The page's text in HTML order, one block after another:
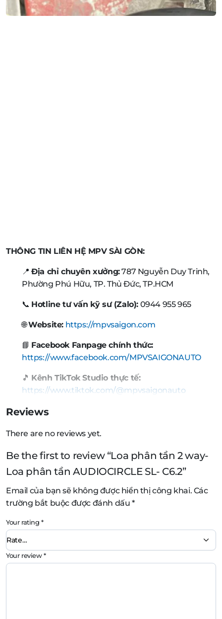
THÔNG TIN LIÊN HỆ MPV SÀI GÒN:
📍Địa chỉ chuyên xưởng:787 Nguyễn Duy Trinh,
Phường Phú Hữu, TP. Thủ Đức, TP.HCM
📞 Hotline tư vấn kỹ sư (Zalo): 0944 955 965
🌐Website: https://mpvsaigon.com
📘 Facebook Fanpage chính thức:
https://www.facebook.com/MPVSAIGONAUTO
🎵 Kênh TikTok Studio thực tế:
https://www.tiktok.com/@mpvsaigonauto
Reviews
There are no reviews yet.
Be the first to review “Loa phân tần 2 way-
Loa phân tần AUDIOCIRCLE SL- C6.2”
Email của bạn sẽ không được hiển thị công khai. Các
trường bắt buộc được đánh dấu*
Your rating*
Your review*